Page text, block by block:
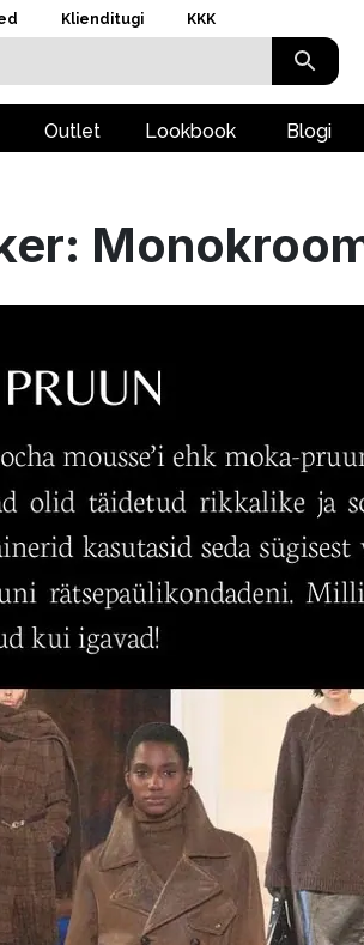
Klienditugi KKK
Outlet Lookbook Blogi